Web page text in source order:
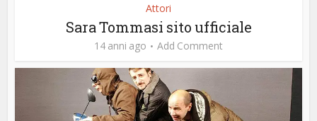
Attori
Sara Tommasi sito ufficiale
14 anni ago Add Comment